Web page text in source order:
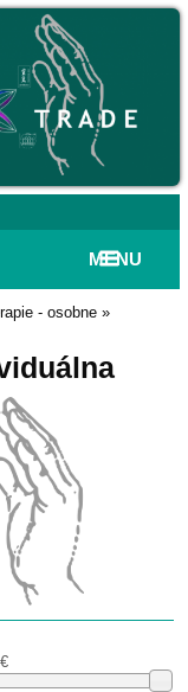
MENU
- osobne »
€